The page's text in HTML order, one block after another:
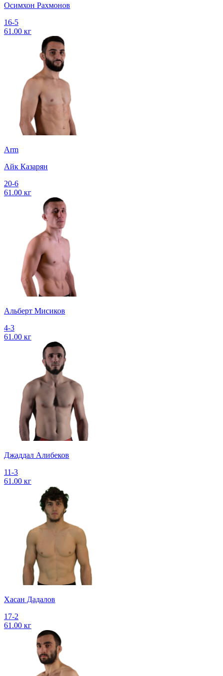
Осимхон Рахмонов
16-5
61.00 кг
Arm
Айк Казарян
20-6
61.00 кг
Альберт Мисиков
4-3
61.00 кг
Джаддал Алибеков
11-3
61.00 кг
Хасан Дадалов
17-2
61.00 кг